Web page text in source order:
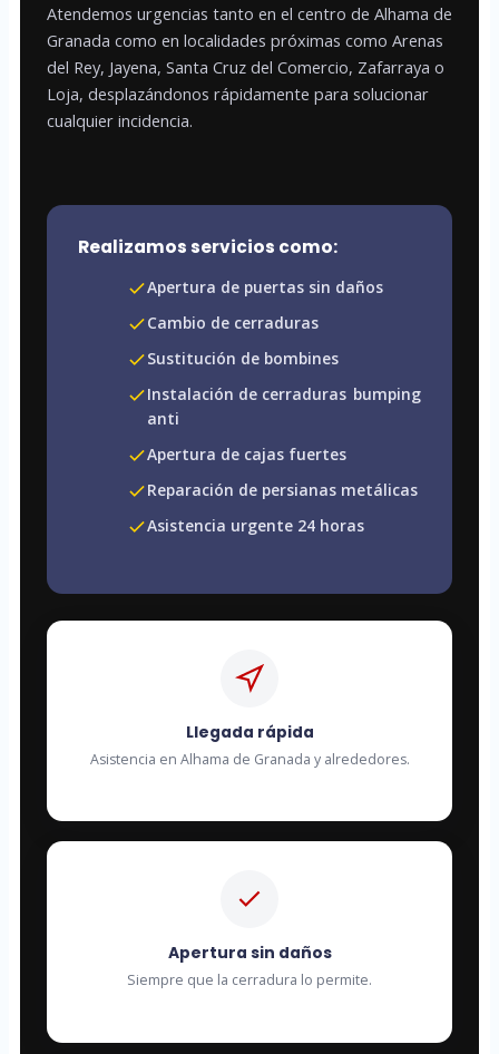
Atendemos urgencias tanto en el centro de Alhama de
Granada como en localidades próximas como Arenas
del Rey, Jayena, Santa Cruz del Comercio, Zafarraya o
Loja, desplazándonos rápidamente para solucionar
cualquier incidencia.
Realizamos servicios como:
Apertura de puertas sin daños
Cambio de cerraduras
Sustitución de bombines
Instalación de cerraduras
anti
bumping
Apertura de cajas fuertes
Reparación de persianas metálicas
Asistencia urgente 24 horas
Llegada rápida
Asistencia en Alhama de Granada y alrededores.
Apertura sin daños
Siempre que la cerradura lo permite.